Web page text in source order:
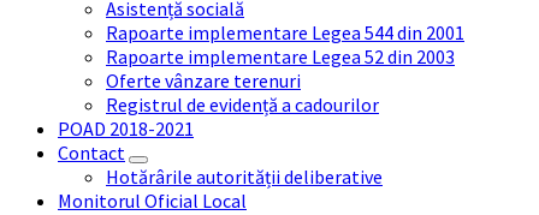
Asistență socială
Rapoarte implementare Legea 544 din 2001
Rapoarte implementare Legea 52 din 2003
Oferte vânzare terenuri
Registrul de evidență a cadourilor
POAD 2018-2021
Contact
Hotărârile autorității deliberative
Monitorul Oficial Local